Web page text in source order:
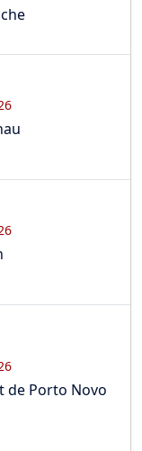
de Porto Novo